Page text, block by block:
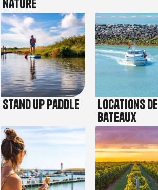
nature
Image
Stand Up Paddle
Image
Locations de
bateaux
Image Image